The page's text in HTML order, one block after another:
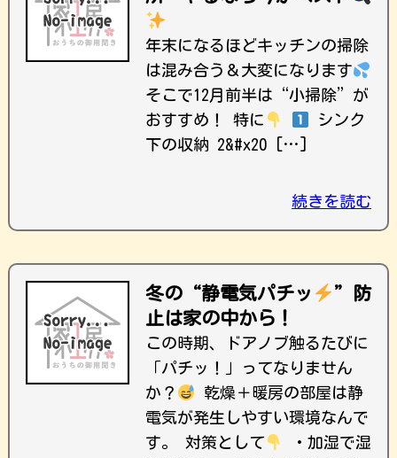
年末になるほどキッチンの掃除
は混み合う＆大変になります
そこで12月前半は“小掃除”が
おすすめ！ 特に
シンク
下の収納 2&#x20 […]
続きを読む
冬の“静電気パチッ
”防
止は家の中から！
この時期、ドアノブ触るたびに
「パチッ！」ってなりません
か？
乾燥＋暖房の部屋は静
電気が発生しやすい環境なんで
す。 対策として
・加湿で湿